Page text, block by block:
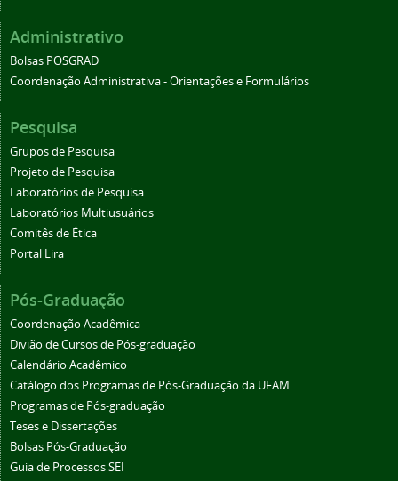
Administrativo
Bolsas POSGRAD
Coordenação Administrativa - Orientações e Formulários
Pesquisa
Grupos de Pesquisa
Projeto de Pesquisa
Laboratórios de Pesquisa
Laboratórios Multiusuários
Comitês de Ética
Portal Lira
Pós-Graduação
Coordenação Acadêmica
Divião de Cursos de Pós-graduação
Calendário Acadêmico
Catálogo dos Programas de Pós-Graduação da UFAM
Programas de Pós-graduação
Teses e Dissertações
Bolsas Pós-Graduação
Guia de Processos SEI